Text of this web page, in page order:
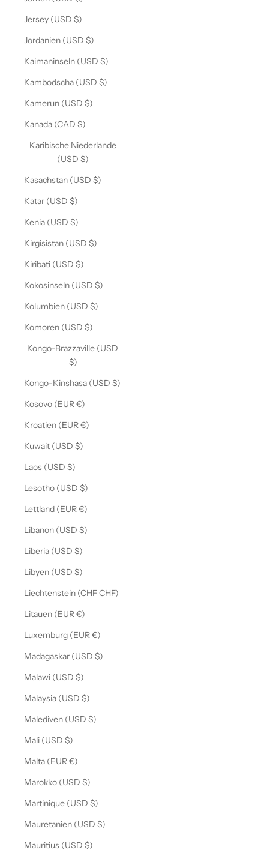
Jersey (USD $)
Jordanien (USD $)
Kaimaninseln (USD $)
Kambodscha (USD $)
Kamerun (USD $)
Kanada (CAD $)
Karibische Niederlande
(USD $)
Kasachstan (USD $)
Katar (USD $)
Kenia (USD $)
Kirgisistan (USD $)
Kiribati (USD $)
Kokosinseln (USD $)
Kolumbien (USD $)
Komoren (USD $)
Kongo-Brazzaville (USD
$)
Kongo-Kinshasa (USD $)
Kosovo (EUR €)
Kroatien (EUR €)
Kuwait (USD $)
Laos (USD $)
Lesotho (USD $)
Lettland (EUR €)
Libanon (USD $)
Liberia (USD $)
Libyen (USD $)
Liechtenstein (CHF CHF)
Litauen (EUR €)
Luxemburg (EUR €)
Madagaskar (USD $)
Malawi (USD $)
Malaysia (USD $)
Malediven (USD $)
Mali (USD $)
Malta (EUR €)
Marokko (USD $)
Martinique (USD $)
Mauretanien (USD $)
Mauritius (USD $)